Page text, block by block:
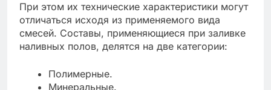
При этом их технические характеристики могут
отличаться исходя из применяемого вида
смесей. Составы, применяющиеся при заливке
наливных полов, делятся на две категории:
Полимерные.
Минеральные.